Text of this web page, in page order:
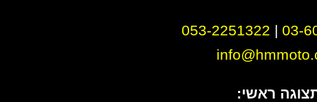
03-
|
053-2251322
ראשי: